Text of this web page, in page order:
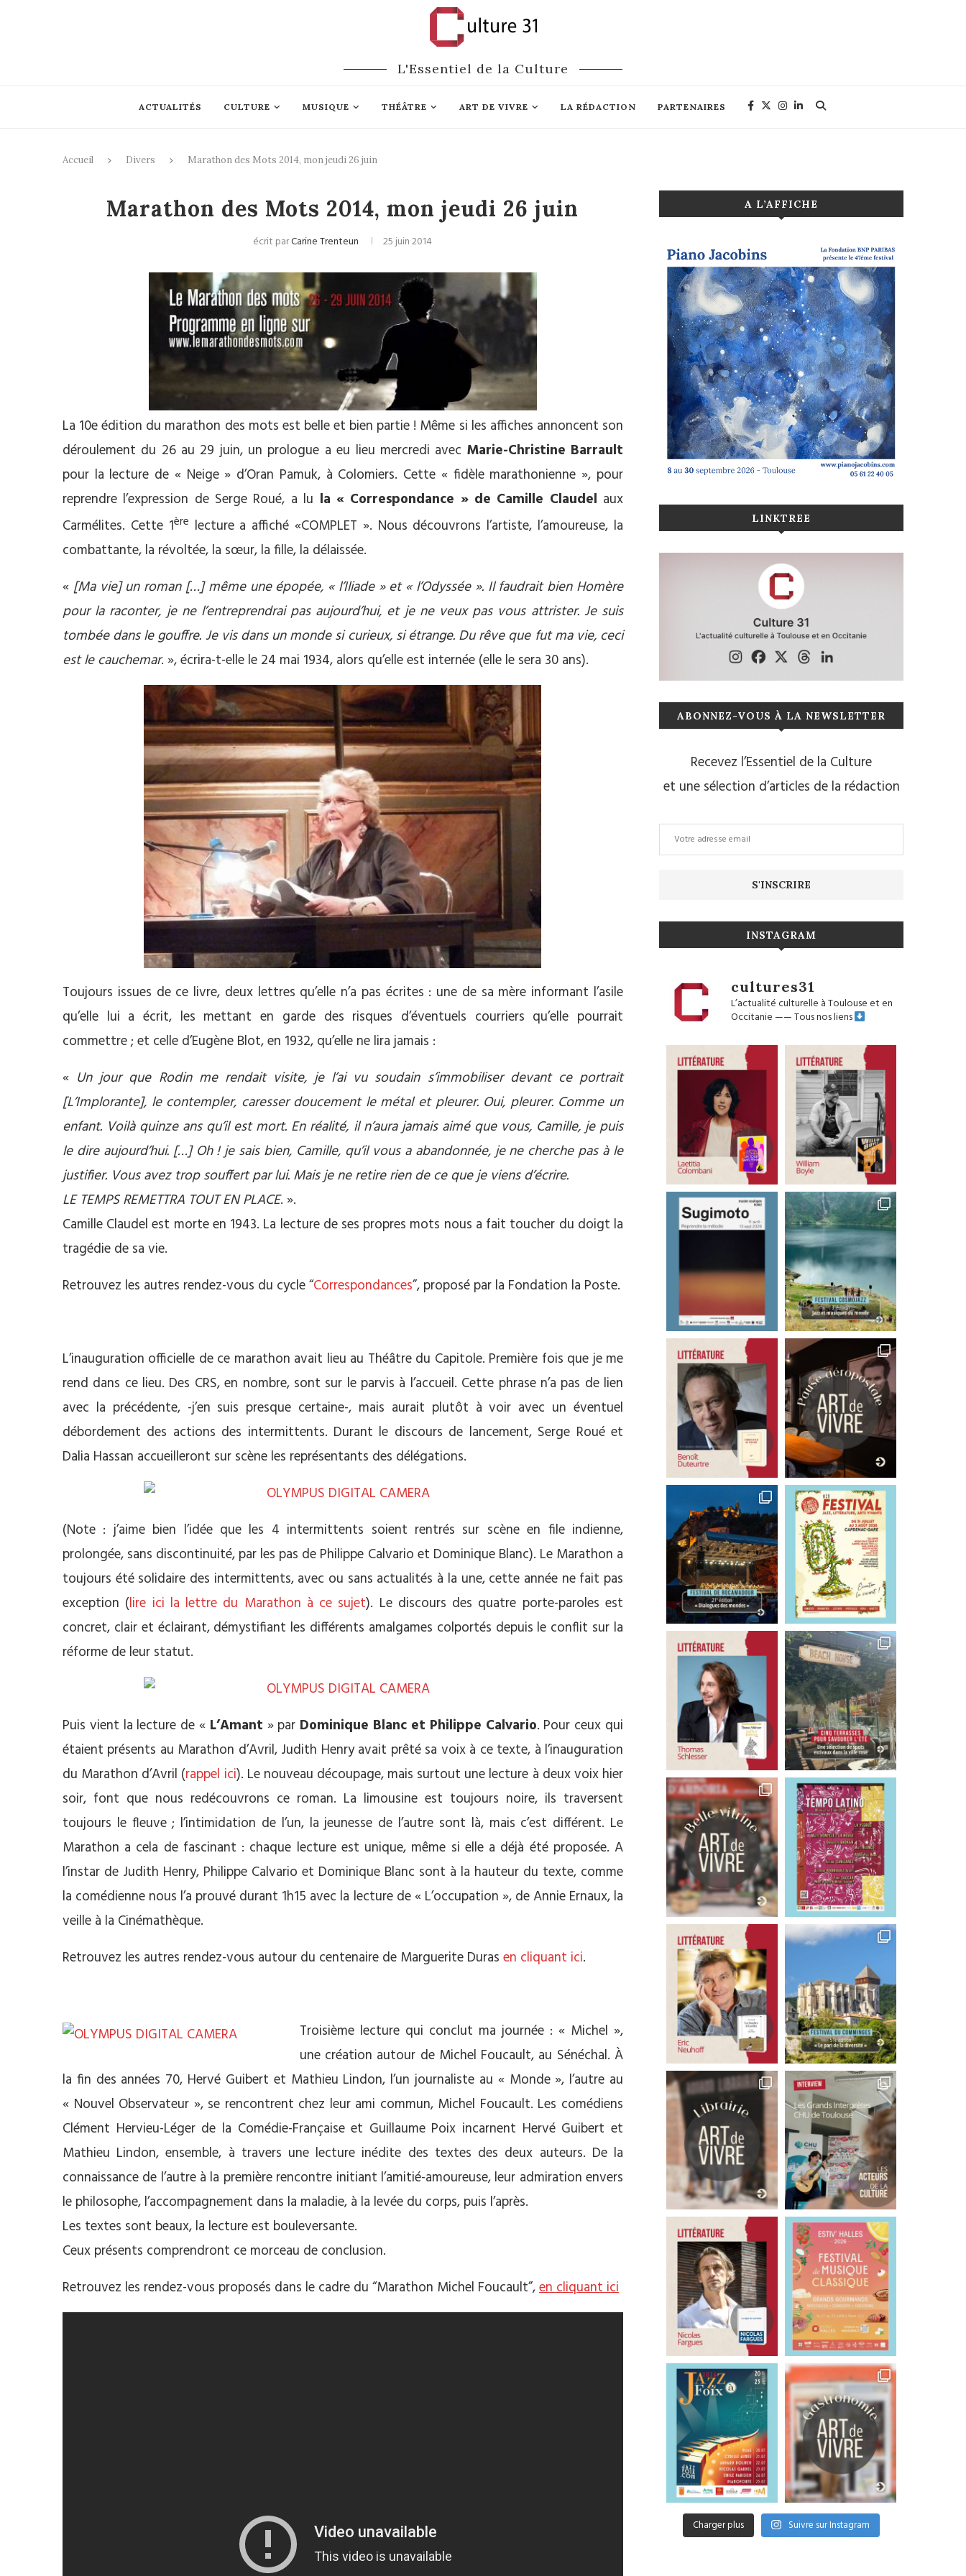
L'Essentiel de la Culture
ACTUALITÉS CULTURE MUSIQUE THÉÂTRE ART DE VIVRE LA RÉDACTION PARTENAIRES
Accueil Divers Marathon des Mots 2014, mon jeudi 26 juin
Marathon des Mots 2014, mon jeudi 26 juin
écrit parCarine Trenteun 25 juin 2014
La 10e édition du marathon des mots est belle et bien partie ! Même si les affiches annoncent son
déroulement du 26 au 29 juin, un prologue a eu lieu mercredi avec Marie-Christine Barrault
pour la lecture de « Neige » d’Oran Pamuk, à Colomiers. Cette « fidèle marathonienne », pour
reprendre l’expression de Serge Roué, a lu la « Correspondance » de Camille Claudel aux
Carmélites. Cette 1ère lecture a affiché «COMPLET ». Nous découvrons l’artiste, l’amoureuse, la
combattante, la révoltée, la sœur, la fille, la délaissée.
« [Ma vie] un roman […] même une épopée, « l’Iliade » et « l’Odyssée ». Il faudrait bien Homère
pour la raconter, je ne l’entreprendrai pas aujourd’hui, et je ne veux pas vous attrister. Je suis
tombée dans le gouffre. Je vis dans un monde si curieux, si étrange. Du rêve que fut ma vie, ceci
est le cauchemar. », écrira-t-elle le 24 mai 1934, alors qu’elle est internée (elle le sera 30 ans).
Toujours issues de ce livre, deux lettres qu’elle n’a pas écrites : une de sa mère informant l’asile
qu’elle lui a écrit, les mettant en garde des risques d’éventuels courriers qu’elle pourrait
commettre ; et celle d’Eugène Blot, en 1932, qu’elle ne lira jamais :
« Un jour que Rodin me rendait visite, je l’ai vu soudain s’immobiliser devant ce portrait
[L’Implorante], le contempler, caresser doucement le métal et pleurer. Oui, pleurer. Comme un
enfant. Voilà quinze ans qu’il est mort. En réalité, il n’aura jamais aimé que vous, Camille, je puis
le dire aujourd’hui. […] Oh ! je sais bien, Camille, qu’il vous a abandonnée, je ne cherche pas à le
justifier. Vous avez trop souffert par lui. Mais je ne retire rien de ce que je viens d’écrire.
LE TEMPS REMETTRA TOUT EN PLACE. ».
Camille Claudel est morte en 1943. La lecture de ses propres mots nous a fait toucher du doigt la
tragédie de sa vie.
Retrouvez les autres rendez-vous du cycle “Correspondances”, proposé par la Fondation la Poste.
L’inauguration officielle de ce marathon avait lieu au Théâtre du Capitole. Première fois que je me
rend dans ce lieu. Des CRS, en nombre, sont sur le parvis à l’accueil. Cette phrase n’a pas de lien
avec la précédente, -j’en suis presque certaine-, mais aurait plutôt à voir avec un éventuel
débordement des actions des intermittents. Durant le discours de lancement, Serge Roué et
Dalia Hassan accueilleront sur scène les représentants des délégations.
(Note : j’aime bien l’idée que les 4 intermittents soient rentrés sur scène en file indienne,
prolongée, sans discontinuité, par les pas de Philippe Calvario et Dominique Blanc). Le Marathon a
toujours été solidaire des intermittents, avec ou sans actualités à la une, cette année ne fait pas
exception (lire ici la lettre du Marathon à ce sujet). Le discours des quatre porte-paroles est
concret, clair et éclairant, démystifiant les différents amalgames colportés depuis le conflit sur la
réforme de leur statut.
Puis vient la lecture de « L’Amant » par Dominique Blanc et Philippe Calvario. Pour ceux qui
étaient présents au Marathon d’Avril, Judith Henry avait prêté sa voix à ce texte, à l’inauguration
du Marathon d’Avril (rappel ici). Le nouveau découpage, mais surtout une lecture à deux voix hier
soir, font que nous redécouvrons ce roman. La limousine est toujours noire, ils traversent
toujours le fleuve ; l’intimidation de l’un, la jeunesse de l’autre sont là, mais c’est différent. Le
Marathon a cela de fascinant : chaque lecture est unique, même si elle a déjà été proposée. A
l’instar de Judith Henry, Philippe Calvario et Dominique Blanc sont à la hauteur du texte, comme
la comédienne nous l’a prouvé durant 1h15 avec la lecture de « L’occupation », de Annie Ernaux, la
veille à la Cinémathèque.
Retrouvez les autres rendez-vous autour du centenaire de Marguerite Duras en cliquant ici.
Troisième lecture qui conclut ma journée : « Michel »,
une création autour de Michel Foucault, au Sénéchal. À
la fin des années 70, Hervé Guibert et Mathieu Lindon, l’un journaliste au « Monde », l’autre au
« Nouvel Observateur », se rencontrent chez leur ami commun, Michel Foucault. Les comédiens
Clément Hervieu-Léger de la Comédie-Française et Guillaume Poix incarnent Hervé Guibert et
Mathieu Lindon, ensemble, à travers une lecture inédite des textes des deux auteurs. De la
connaissance de l’autre à la première rencontre initiant l’amitié-amoureuse, leur admiration envers
le philosophe, l’accompagnement dans la maladie, à la levée du corps, puis l’après.
Les textes sont beaux, la lecture est bouleversante.
Ceux présents comprendront ce morceau de conclusion.
Retrouvez les rendez-vous proposés dans le cadre du “Marathon Michel Foucault”,en cliquant ici
A L’AFFICHE
LINKTREE
ABONNEZ-VOUS À LA NEWSLETTER
Recevez l’Essentiel de la Culture
et une sélection d’articles de la rédaction
INSTAGRAM
cultures31
L’actualité culturelle à Toulouse et en
Occitanie——Tous nos liens
Charger plus Suivre sur Instagram